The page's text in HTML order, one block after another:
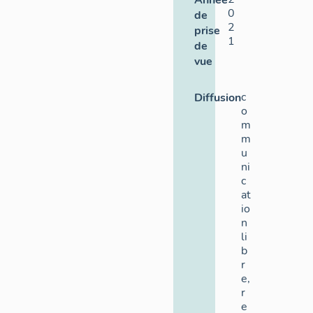
de
prise
de
vue
0
2
1
Diffusionc
o
m
m
u
ni
c
at
io
n
li
b
r
e,
r
e